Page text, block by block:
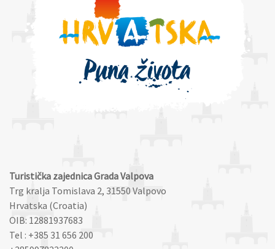
Turistička zajednica Grada Valpova
Trg kralja Tomislava 2, 31550 Valpovo
Hrvatska (Croatia)
OIB: 12881937683
Tel : +385 31 656 200